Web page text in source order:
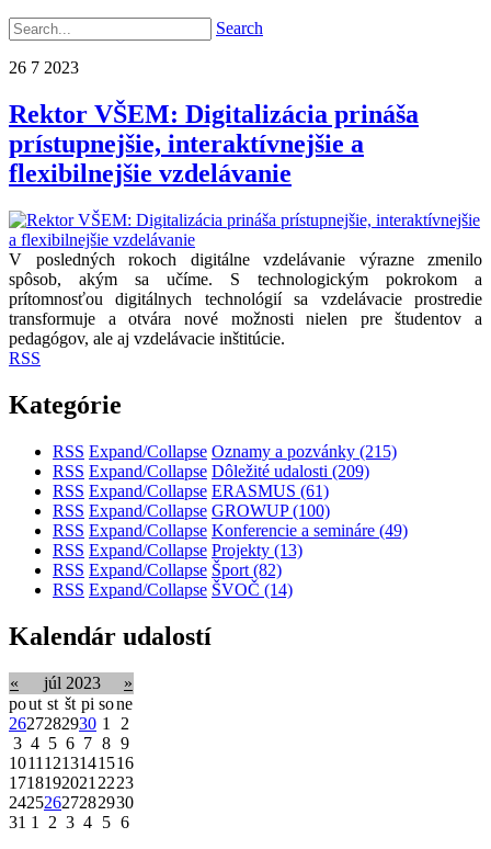
Search
26 7 2023
Rektor VŠEM: Digitalizácia prináša
prístupnejšie, interaktívnejšie a
flexibilnejšie vzdelávanie
V posledných rokoch digitálne vzdelávanie výrazne zmenilo
spôsob, akým sa učíme. S technologickým pokrokom a
prítomnosťou digitálnych technológií sa vzdelávacie prostredie
transformuje a otvára nové možnosti nielen pre študentov a
pedagógov, ale aj vzdelávacie inštitúcie.
RSS
Kategórie
RSS Expand/Collapse Oznamy a pozvánky (215)
RSS Expand/Collapse Dôležité udalosti (209)
RSS Expand/Collapse ERASMUS (61)
RSS Expand/Collapse GROWUP(100)
RSS Expand/Collapse Konferencie a semináre (49)
RSS Expand/Collapse Projekty (13)
RSS Expand/Collapse Šport (82)
RSS Expand/Collapse ŠVOČ (14)
Kalendár udalostí
« júl 2023
»
pout st št pi sone
2627282930 1 2
3 4 5 6 7 8 9
10111213141516
17181920212223
24252627282930
31 1 2 3 4 5 6